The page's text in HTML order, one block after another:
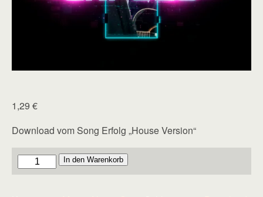
1,29 €
Download vom Song Erfolg „House Version“
Erfolg
"House
In den Warenkorb